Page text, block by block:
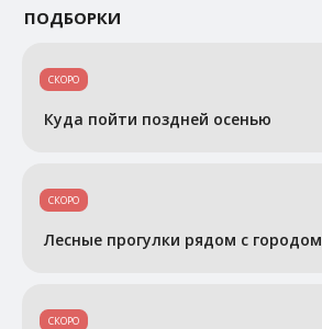
ПОДБОРКИ
СКОРО
Куда пойти поздней осенью
СКОРО
Лесные прогулки рядом с городом
СКОРО